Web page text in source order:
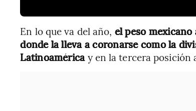
En lo que va del año, el peso mexicano
donde la lleva a coronarse como la
Latinoaméricay en la tercera posición